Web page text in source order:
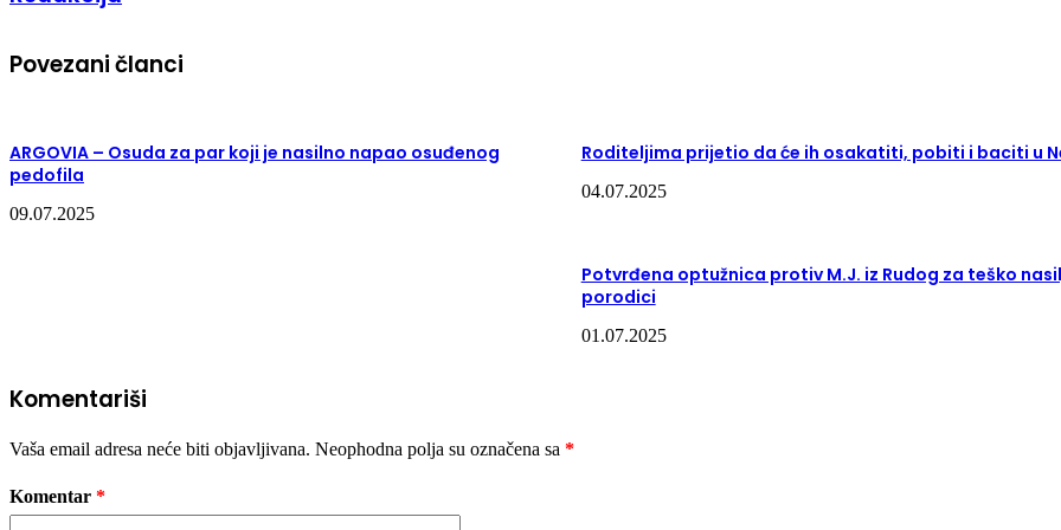
Povezani članci
ARGOVIA – Osuda za par koji je nasilno napao osuđenog
pedofila
09.07.2025
Roditeljima prijetio da će ih osakatiti, pobiti i baciti u
04.07.2025
Potvrđena optužnica protiv M.J. iz Rudog za teško
porodici
01.07.2025
Komentariši
Vaša email adresa neće biti objavljivana. Neophodna polja su označena sa *
Komentar *